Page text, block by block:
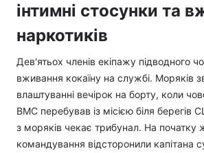
інтимні стосунки та
наркотиків
Дев'ятьох членів екіпажу підводного
вживання кокаїну на службі. Моряків
влаштуванні вечірок на борту, коли
ВМС перебував із місією біля
з моряків чекає трибунал. На початку
командування відсторонили капітана